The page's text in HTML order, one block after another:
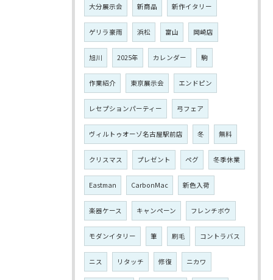
大分展示会 新商品 新作イタリー
ゲリラ豪雨 浜松 富山 岡崎店
旭川 2025年 カレンダー 駒
作業紹介 東京展示会 エンドピン
レセプションパーティー 弓フェア
ヴィルトゥオーゾ名古屋駅前店 冬 無料
クリスマス プレゼント ペグ 冬季休業
Eastman CarbonMac 新色入荷
楽器ケース キャンペーン フレンチボウ
モダンイタリー 筆 刷毛 コントラバス
ニス リタッチ 修復 ニカワ